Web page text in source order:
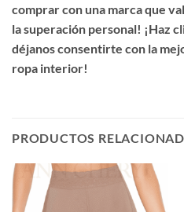
comprar con una marca que
la superación personal! ¡Haz
déjanos consentirte con la
ropa interior!
PRODUCTOS